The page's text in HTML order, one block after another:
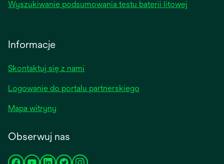
Wyszukiwanie podsumowania testu baterii litowej
Informacje
Skontaktuj się z nami
Logowanie do portalu partnerskiego
Mapa witryny
Obserwuj nas